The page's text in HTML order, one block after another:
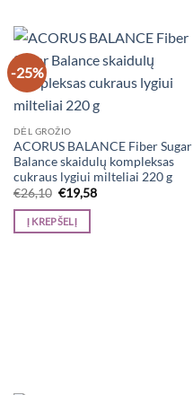
-25%
DĖL GROŽIO
ACORUS BALANCE Fiber Sugar
Balance skaidulų kompleksas
cukraus lygiui milteliai 220 g
€26,10 Original
price
was:
€26,10.
€19,58Current
Į KREPŠELĮ